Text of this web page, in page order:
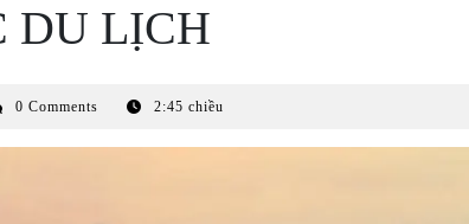
DU LỊCH
0 Comments 2:45 chiều